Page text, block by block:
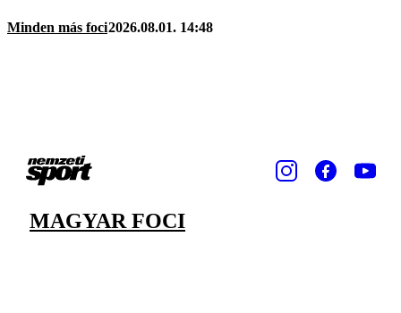
Minden más foci2026.08.01. 14:48
MAGYAR FOCI